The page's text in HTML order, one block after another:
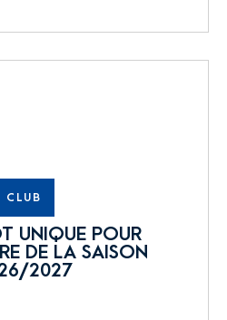
CLUB
UNIQUE POUR
DE LA SAISON
2027